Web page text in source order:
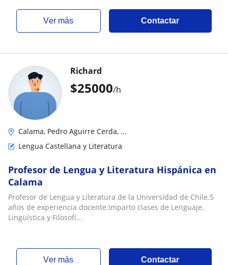
ver más Contactar
$25000/h
Richard
Calama, Pedro Aguirre Cerda, ...
Lengua Castellana y Literatura
Profesor de Lengua y Literatura Hispánica en
Calama
Profesor de Lengua y Literatura de la Universidad de Chile.5
años de experiencia docente.Imparto clases de Lenguaje,
Lingüística y Filosofí...
ver más Contactar